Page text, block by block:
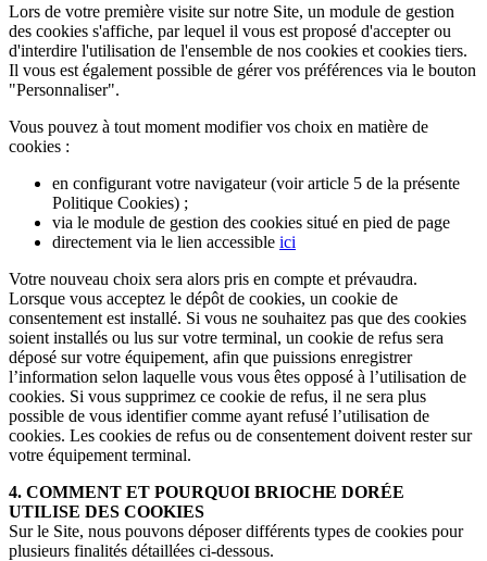
Lors de votre première visite sur notre Site, un module de gestion
des cookies s'affiche, par lequel il vous est proposé d'accepter ou
d'interdire l'utilisation de l'ensemble de nos cookies et cookies tiers.
Il vous est également possible de gérer vos préférences via le bouton
"Personnaliser".
Vous pouvez à tout moment modifier vos choix en matière de
cookies :
en configurant votre navigateur (voir article 5 de la présente
Politique Cookies) ;
via le module de gestion des cookies situé en pied de page
directement via le lien accessible ici
Votre nouveau choix sera alors pris en compte et prévaudra.
Lorsque vous acceptez le dépôt de cookies, un cookie de
consentement est installé. Si vous ne souhaitez pas que des cookies
soient installés ou lus sur votre terminal, un cookie de refus sera
déposé sur votre équipement, afin que puissions enregistrer
l’information selon laquelle vous vous êtes opposé à l’utilisation de
cookies. Si vous supprimez ce cookie de refus, il ne sera plus
possible de vous identifier comme ayant refusé l’utilisation de
cookies. Les cookies de refus ou de consentement doivent rester sur
votre équipement terminal.
4. COMMENT ET POURQUOI BRIOCHE DORÉE
UTILISE DES COOKIES
Sur le Site, nous pouvons déposer différents types de cookies pour
plusieurs finalités détaillées ci-dessous.